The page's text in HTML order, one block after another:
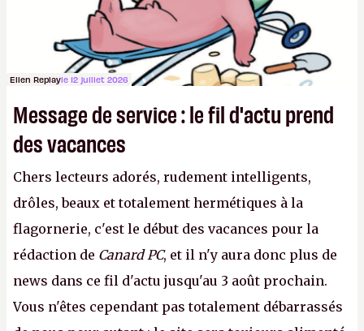
Ellen Replayle 12 juillet 2026
Message de service : le fil d'actu prend
des vacances
Chers lecteurs adorés, rudement intelligents,
drôles, beaux et totalement hermétiques à la
flagornerie, c'est le début des vacances pour la
rédaction de Canard PC, et il n'y aura donc plus de
news dans ce fil d'actu jusqu'au 3 août prochain.
Vous n'êtes cependant pas totalement débarrassés